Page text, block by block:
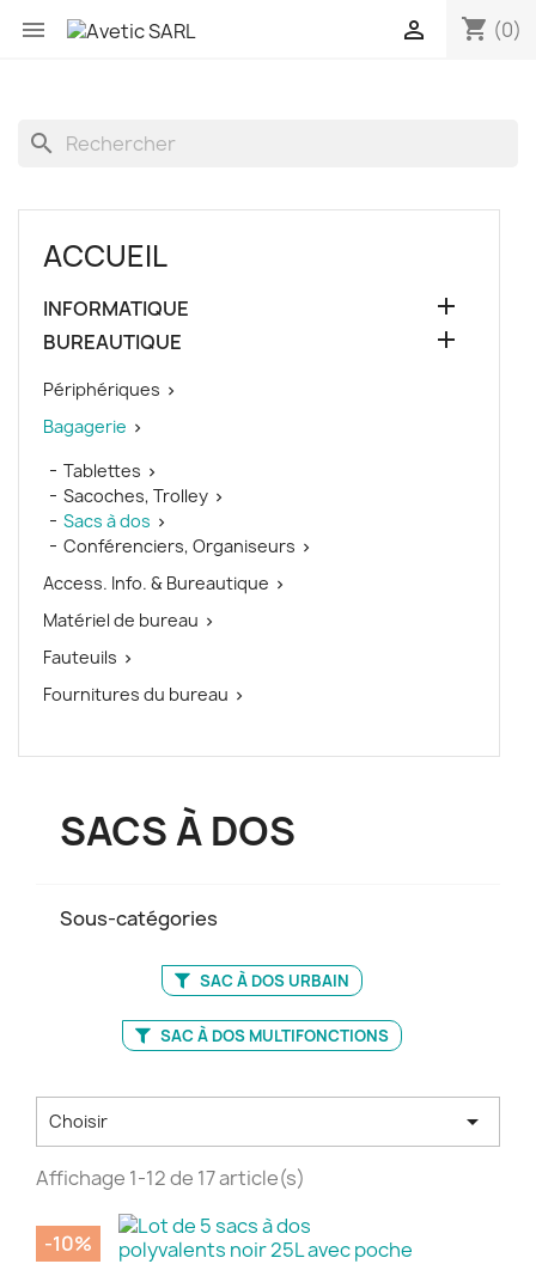
 shopping_cart (0)

search
ACCUEIL
INFORMATIQUE 
BUREAUTIQUE 
Périphériques 
Bagagerie 
Tablettes 
Sacoches, Trolley 
Sacs à dos 
Conférenciers, Organiseurs 
Access. Info. & Bureautique 
Matériel de bureau 
Fauteuils 
Fournitures du bureau 
SACS À DOS
Sous-catégories
SAC À DOS URBAIN
SAC À DOS MULTIFONCTIONS
Choisir 
Affichage 1-12 de 17 article(s)
-10%